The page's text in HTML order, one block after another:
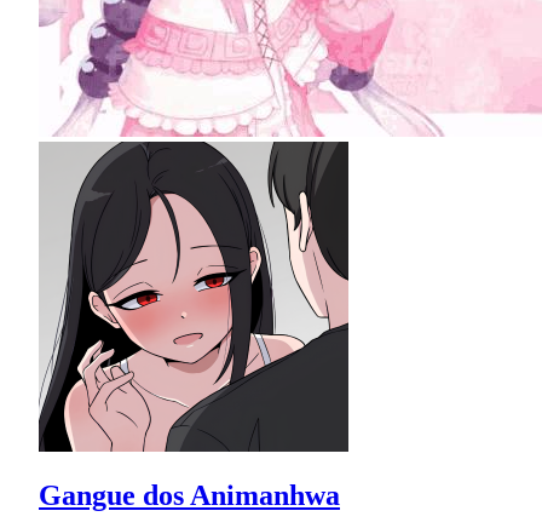
Gangue dos Animanhwa